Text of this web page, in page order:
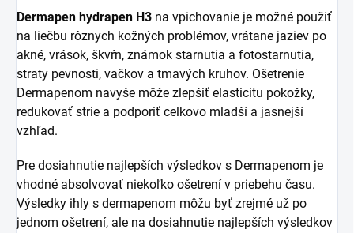
Dermapen hydrapen H3 na vpichovanie je možné použiť
na liečbu rôznych kožných problémov, vrátane jaziev po
akné, vrások, škvŕn, známok starnutia a fotostarnutia,
straty pevnosti, vačkov a tmavých kruhov. Ošetrenie
Dermapenom navyše môže zlepšiť elasticitu pokožky,
redukovať strie a podporiť celkovo mladší a jasnejší
vzhľad.
Pre dosiahnutie najlepších výsledkov s Dermapenom je
vhodné absolvovať niekoľko ošetrení v priebehu času.
Výsledky ihly s dermapenom môžu byť zrejmé už po
jednom ošetrení, ale na dosiahnutie najlepších výsledkov